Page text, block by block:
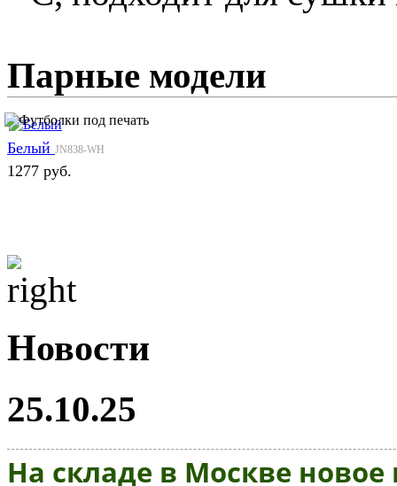
Парные модели
Белый JN838-WH
1277 руб.
Новости
25.10.25
На складе в Москве